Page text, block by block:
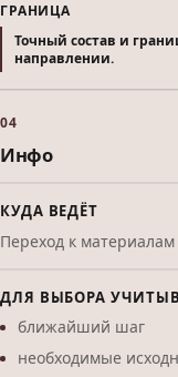
ГРАНИЦА
Точный состав и
направлении.
04
Инфо
КУДА ВЕДЁТ
Переход к
ДЛЯ ВЫБОРА
ближайший шаг
необходимые